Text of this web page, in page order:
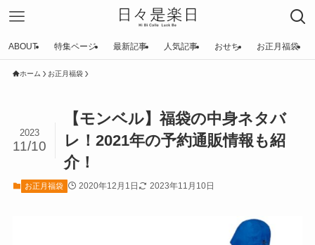
ABOUT 特集ページ 最新記事 人気記事 おせち お正月福袋
ホーム お正月福袋
【モンベル】福袋の中身ネタバ
レ！2021年の予約通販情報も紹
介！
2023
11/10
お正月福袋 2020年12月1日 2023年11月10日